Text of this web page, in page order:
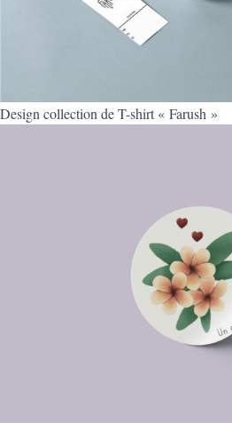
Design collection de T-shirt « Farush »